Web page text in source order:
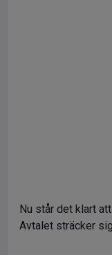
Nu står det klart
Avtalet sträcker